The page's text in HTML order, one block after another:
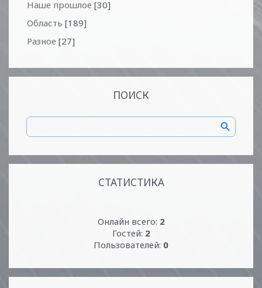
Наше прошлое [30]
Область [189]
Разное [27]
ПОИСК
СТАТИСТИКА
Онлайн всего: 2
Гостей: 2
Пользователей: 0